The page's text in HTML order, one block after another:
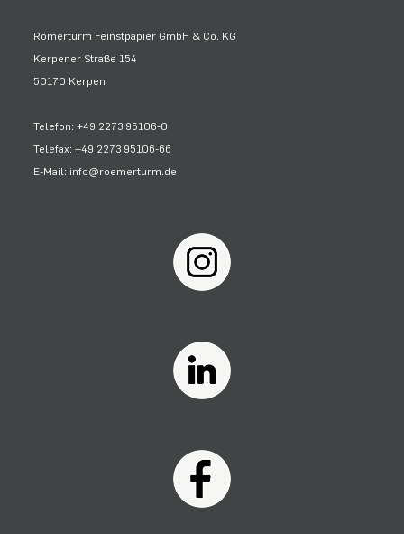
Römerturm Feinstpapier GmbH & Co. KG
Kerpener Straße 154
50170 Kerpen
Telefon: +49 2273 95106-0
Telefax: +49 2273 95106-66
E-Mail: info@roemerturm.de